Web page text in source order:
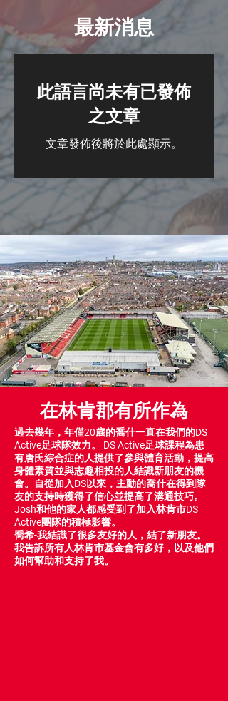
最新消息
此語言尚未有已發佈
之文章
文章發佈後將於此處顯示。
在林肯郡有所作為
過去幾年，年僅20歲的喬什一直在我們的DS
Active足球隊效力。 DS Active足球課程為患
有唐氏綜合症的人提供了參與體育活動，提高
身體素質並與志趣相投的人結識新朋友的機
會。自從加入DS以來，主動的喬什在得到隊
友的支持時獲得了信心並提高了溝通技巧。
Josh和他的家人都感受到了加入林肯市DS
Active團隊的積極影響。
喬希-我結識了很多友好的人，結了新朋友。
我告訴所有人林肯市基金會有多好，以及他們
如何幫助和支持了我。